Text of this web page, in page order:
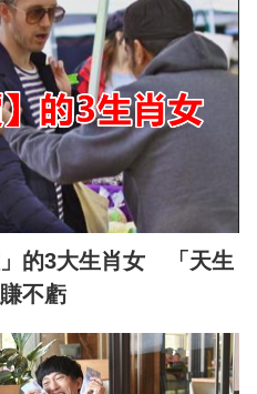
的3大生肖女 「天生
不虧